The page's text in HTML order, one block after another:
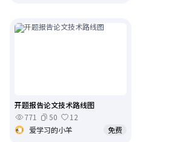
开题报告论文技术路线图
771
50
12
爱学习的小羊
免费